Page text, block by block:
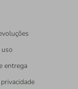
entrega